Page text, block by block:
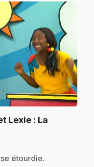
Lexie : La
étourdie.